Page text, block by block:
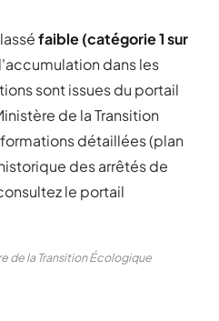
faible (catégorie 1 sur
dans les
sont issues du portail
de la Transition
détaillées (plan
des arrêtés de
le portail
de la Transition Écologique